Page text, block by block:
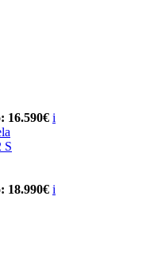
16.590€ i
S
18.990€ i